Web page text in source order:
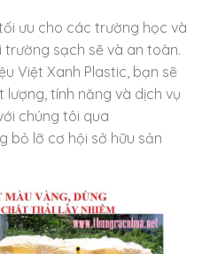
ưu cho các trường học và
trường sạch sẽ và an toàn.
Việt Xanh Plastic, bạn sẽ
tính năng và dịch vụ
chúng tôi qua
bỏ lỡ cơ hội sở hữu sản